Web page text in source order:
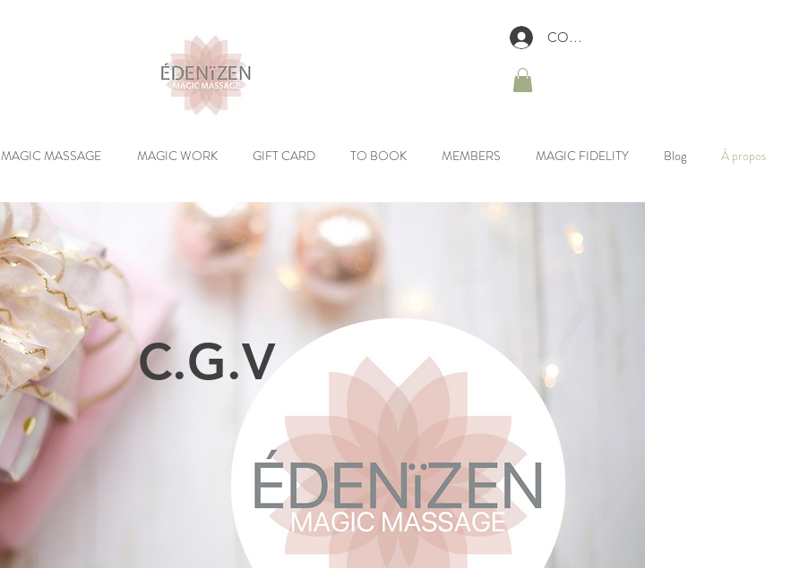
MAGIC MASSAGE MAGIC WORK GIFT CARD TO BOOK MEMBERS MAGIC FIDELITY Blog À propos
CONNEXION
C.G.V